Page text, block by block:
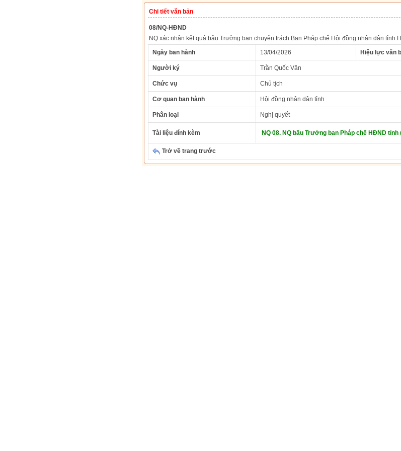
Chi tiết văn bản
08/NQ-HĐND
NQ xác nhận kết quả bầu Trưởng ban chuyên trách Ban Pháp chế Hội đồng nhân dân tỉnh
Ngày ban hành
13/04/2026 Hiệu lực văn
Người ký Trần Quốc Văn
Chức vụ Chủ tịch
Cơ quan ban hành Hội đồng nhân dân tỉnh
Phân loại Nghị quyết
Tài liệu đính kèm NQ 08. NQ bầu Trưởng ban Pháp chế HĐND tỉnh
Trở về trang trước